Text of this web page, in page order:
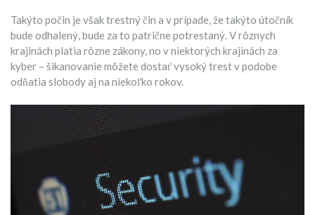
Takýto počin je však trestný čin a v prípade, že takýto útočník
bude odhalený, bude za to patrične potrestaný. V rôznych
krajinách platia rôzne zákony, no v niektorých krajinách za
kyber – šikanovanie môžete dostať vysoký trest v podobe
odňatia slobody aj na niekoľko rokov.